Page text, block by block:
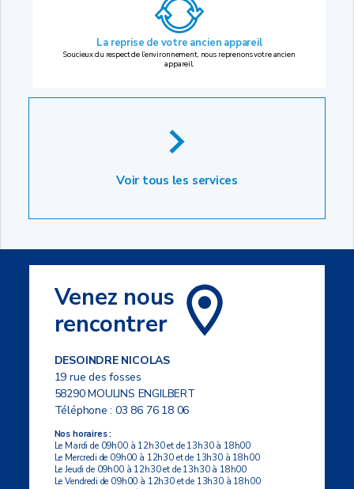
La reprise de votre ancien appareil
Soucieux du respect de l’environnement, nous reprenons votre ancien
appareil.
Voir tous les services
Venez nous
rencontrer
DESOINDRE NICOLAS
19 rue des fosses
58290 MOULINS ENGILBERT
Téléphone :03 86 76 18 06
Nos horaires :
Le Mardi de 09h00 à 12h30 et de 13h30 à 18h00
Le Mercredi de 09h00 à 12h30 et de 13h30 à 18h00
Le Jeudi de 09h00 à 12h30 et de 13h30 à 18h00
Le Vendredi de 09h00 à 12h30 et de 13h30 à 18h00